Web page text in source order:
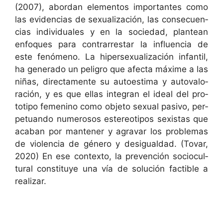
(2007), abor­dan ele­men­tos impor­tantes como
las evi­den­cias de sex­u­al­ización, las con­se­cuen­
cias indi­vid­uales y en la sociedad, plantean
enfo­ques para con­trar­restar la influ­en­cia de
este fenó­meno. La hiper­sex­u­al­ización infan­til,
ha gen­er­a­do un peli­gro que afec­ta máxime a las
niñas, direc­ta­mente su autoes­ti­ma y auto­val­o­
ración, y es que ellas inte­gran el ide­al del pro­
totipo femeni­no como obje­to sex­u­al pasi­vo, per­
pet­uan­do numerosos estereoti­pos sex­is­tas que
aca­ban por man­ten­er y agravar los prob­le­mas
de vio­len­cia de género y desigual­dad. (Tovar,
2020) En ese con­tex­to, la pre­ven­ción socio­cul­
tur­al con­sti­tuye una vía de solu­ción factible a
realizar.